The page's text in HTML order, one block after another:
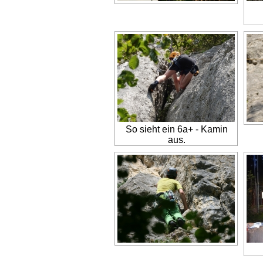
So sieht ein 6a+ - Kamin
aus.